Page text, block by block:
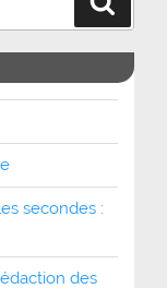
secondes :
des